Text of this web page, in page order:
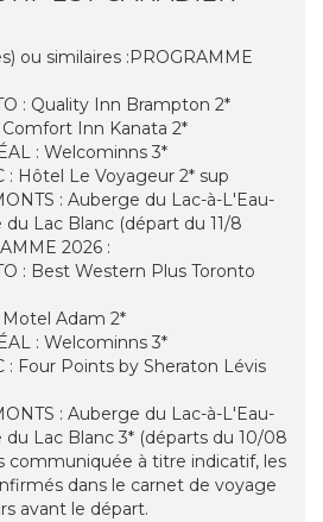
ou similaires :PROGRAMME
: Quality Inn Brampton 2*
Comfort Inn Kanata 2*
: Welcominns 3*
: Hôtel Le Voyageur 2* sup
: Auberge du Lac-à-L'Eau-
du Lac Blanc (départ du 11/8
2026 :
: Best Western Plus Toronto
Motel Adam 2*
: Welcominns 3*
: Four Points by Sheraton Lévis
: Auberge du Lac-à-L'Eau-
du Lac Blanc 3* (départs du 10/08
communiquée à titre indicatif, les
dans le carnet de voyage
avant le départ.